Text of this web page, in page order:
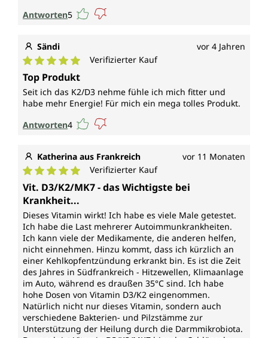
Antworten5
Sändi vor 4 Jahren
Durchschnittliche Bewertung von 5 von 5 Sternen
Verifizierter Kauf
Top Produkt
Seit ich das K2/D3 nehme fühle ich mich fitter und
habe mehr Energie! Für mich ein mega tolles Produkt.
Antworten4
Katherina aus Frankreich vor 11 Monaten
Durchschnittliche Bewertung von 5 von 5 Sternen
Verifizierter Kauf
Vit. D3/K2/MK7 - das Wichtigste bei
Krankheit...
Dieses Vitamin wirkt! Ich habe es viele Male getestet.
Ich habe die Last mehrerer Autoimmunkrankheiten.
Ich kann viele der Medikamente, die anderen helfen,
nicht einnehmen. Hinzu kommt, dass ich kürzlich an
einer Kehlkopfentzündung erkrankt bin. Es ist die Zeit
des Jahres in Südfrankreich - Hitzewellen, Klimaanlage
im Auto, während es draußen 35°C sind. Ich habe
hohe Dosen von Vitamin D3/K2 eingenommen.
Natürlich nicht nur dieses Vitamin, sondern auch
verschiedene Bakterien- und Pilzstämme zur
Unterstützung der Heilung durch die Darmmikrobiota.